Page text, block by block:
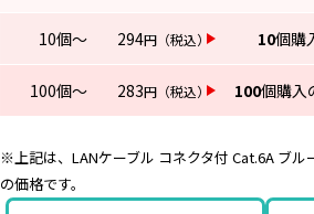
10個～ 294円 （税込） 10個購
100個～ 283円 （税込） 100個購入
※上記は、LANケーブル コネクタ付 Cat.6A ブル
の価格です。